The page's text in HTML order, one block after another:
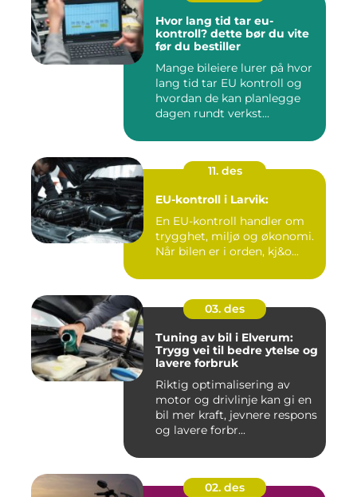
Hvor lang tid tar eu-
kontroll? dette bør du vite
før du bestiller
Mange bileiere lurer på hvor
lang tid tar EU kontroll og
hvordan de kan planlegge
dagen rundt verkst...
11. des
EU-kontroll i Larvik:
En EU-kontroll handler om
trygghet, miljø og økonomi.
Når bilen er i orden, kj&o...
03. des
Tuning av bil i Elverum:
Trygg vei til bedre ytelse og
lavere forbruk
Riktig optimalisering av
motor og drivlinje kan gi en
bil mer kraft, jevnere respons
og lavere forbr...
02. des